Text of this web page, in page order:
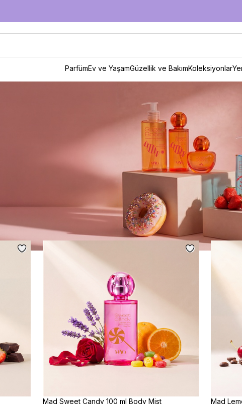
ParfümEv ve YaşamGüzellik ve BakımKoleksiyonlar
Mad Sweet Candy 100 ml Body Mist
Mad